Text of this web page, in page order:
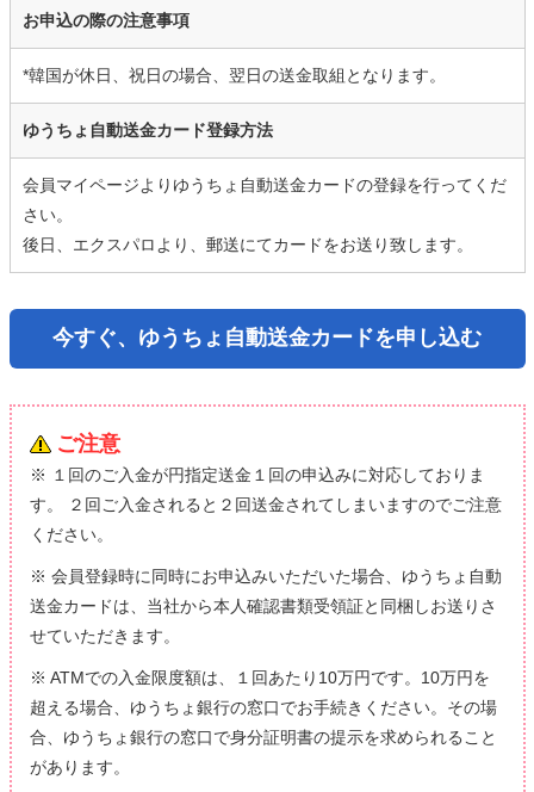
お申込の際の注意事項
*韓国が休日、祝日の場合、翌日の送金取組となります。
ゆうちょ自動送金カード登録方法
会員マイページよりゆうちょ自動送金カードの登録を行ってくだ
さい。
後日、エクスパロより、郵送にてカードをお送り致します。
今すぐ、ゆうちょ自動送金カードを申し込む
ご注意
※ １回のご入金が円指定送金１回の申込みに対応しておりま
す。 ２回ご入金されると２回送金されてしまいますのでご注意
ください。
※ 会員登録時に同時にお申込みいただいた場合、ゆうちょ自動
送金カードは、当社から本人確認書類受領証と同梱しお送りさ
せていただきます。
※ ATMでの入金限度額は、１回あたり10万円です。10万円を
超える場合、ゆうちょ銀行の窓口でお手続きください。その場
合、ゆうちょ銀行の窓口で身分証明書の提示を求められること
があります。